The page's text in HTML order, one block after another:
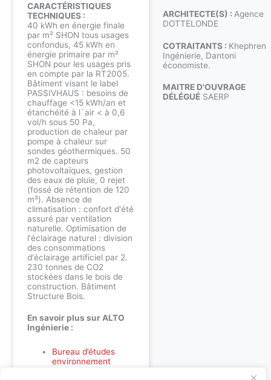
ARCHITECTE(S) : Agence
DOTTELONDE
COTRAITANTS : Khephren
Ingénierie, Dantoni
économiste.
MAITRE D'OUVRAGE
DÉLÉGUÉSAERP
CARACTÉRISTIQUES
TECHNIQUES :
40 kWh en énergie finale
par m² SHON tous usages
confondus, 45 kWh en
énergie primaire par m²
SHON pour les usages pris
en compte par la RT2005.
Bâtiment visant le label
PASSIVHAUS : besoins de
chauffage <15 kWh/an et
étanchéité à l´air < à 0,6
vol/h sous 50 Pa,
production de chaleur par
pompe à chaleur sur
sondes géothermiques. 50
m2 de capteurs
photovoltaïques, gestion
des eaux de pluie, 0 rejet
(fossé de rétention de 120
m³). Absence de
climatisation : confort d'été
assuré par ventilation
naturelle. Optimisation de
l'éclairage naturel : division
des consommations
d'éclairage artificiel par 2.
230 tonnes de CO2
stockées dans le bois de
construction. Bâtiment
Structure Bois.
En savoir plus sur ALTO
Ingénierie :
Bureau d’études
environnement